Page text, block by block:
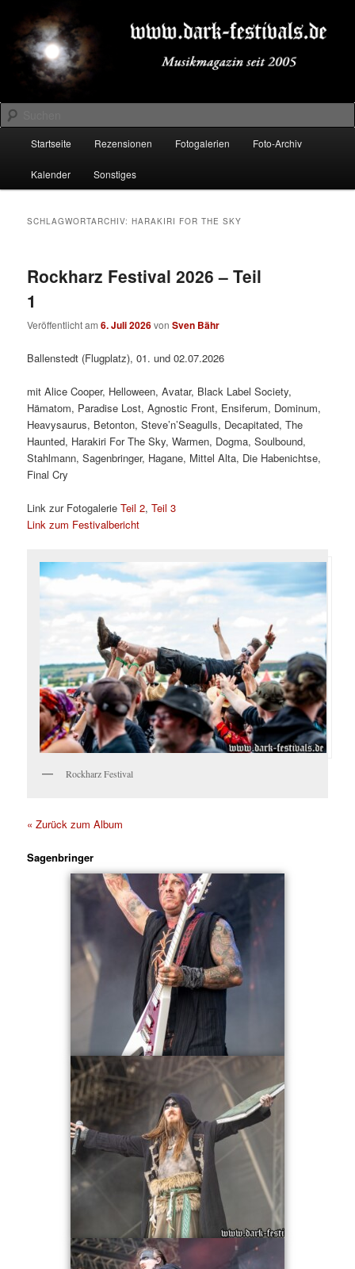
primären
Inhalt
springen
sekundären
Inhalt
springenDARK-FESTIVALS.DE
Suchen
Startseite Rezensionen Fotogalerien Foto-Archiv
Kalender Sonstiges
SCHLAGWORTARCHIV:HARAKIRI FOR THE SKY
Rockharz Festival 2026 – Teil
1
Veröffentlicht am6. Juli 2026vonSven Bähr
Ballenstedt (Flugplatz), 01. und 02.07.2026
mit Alice Cooper, Helloween, Avatar, Black Label Society,
Hämatom, Paradise Lost, Agnostic Front, Ensiferum, Dominum,
Heavysaurus, Betonton, Steve’n’Seagulls, Decapitated, The
Haunted, Harakiri For The Sky, Warmen, Dogma, Soulbound,
Stahlmann, Sagenbringer, Hagane, Mittel Alta, Die Habenichtse,
Final Cry
Link zur FotogalerieTeil 2,Teil 3
Link zum Festivalbericht
Rockharz Festival
« Zurück zum Album
Sagenbringer